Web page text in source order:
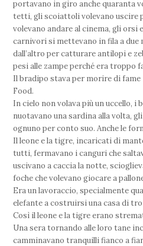
portavano in giro anche quaranta
tetti, gli scoiattoli volevano uscire
volevano andare al cinema, gli
carnivori si mettevano in fila a due
dall’altro per catturare antilopi e
pesi alle zampe perché era troppo
Il bradipo stava per morire di
Food.
In cielo non volava più un uccello, i
nuotavano una sardina alla volta,
ognuno per conto suo. Anche le
Il leone e la tigre, incaricati di
tutti, fermavano i canguri che
uscivano a caccia la notte,
foche che volevano giocare a
Era un lavoraccio, specialmente
elefante a costruirsi una casa di
Così il leone e la tigre erano
Una sera tornando alle loro tane
camminavano tranquilli fianco a